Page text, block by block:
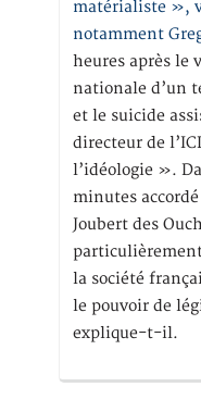
matérialiste »,
notamment
heures après le
nationale d’un
et le suicide
directeur de
l’idéologie ».
minutes
Joubert des
la société
le pouvoir de
explique-t-il.